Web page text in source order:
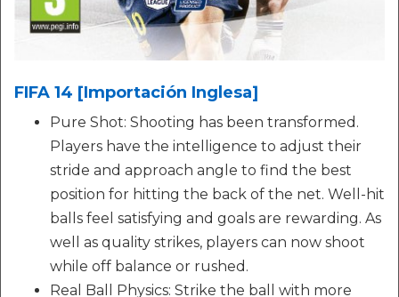
FIFA 14 [Importación Inglesa]
Pure Shot: Shooting has been transformed.
Players have the intelligence to adjust their
stride and approach angle to find the best
position for hitting the back of the net. Well-hit
balls feel satisfying and goals are rewarding. As
well as quality strikes, players can now shoot
while off balance or rushed.
Real Ball Physics: Strike the ball with more